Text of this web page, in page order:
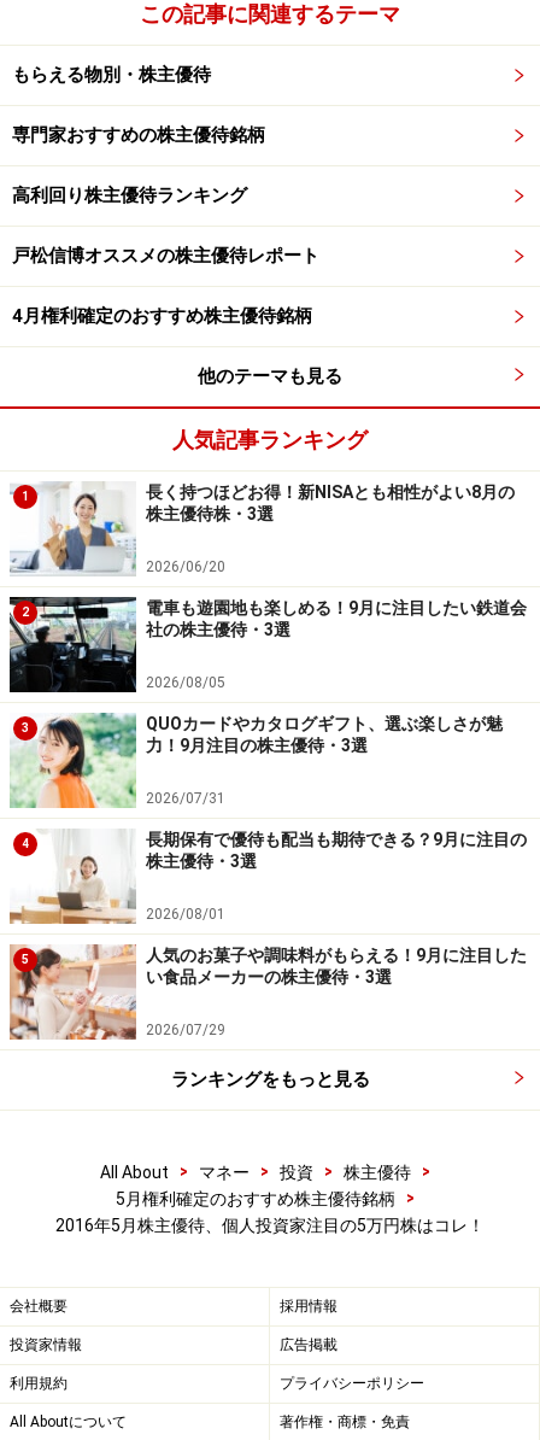
て、動態・運行管理システム、タクシー配車システム等
を提供しています。
■株式データ
株価 455円
売買単位 100株
予想PER（連）27.74倍
PBR（連) 2.42倍
優待利回り 1.1％
時価総額 約105億円
モバイルクリエイト 株主優待
権利確定日：5月末
優待がもらえる株数：100株以上
優待内容：
100株以上 500株未満 ＱＵＯカード500円分
500株以上 2000円相当の大分県産品
オオバ<9765> (東証1部)
オオバ WEB
オオバ<9765>は、東京都目黒区青葉台に本社がある総合
術者集団として 「まちづくりのソリューション企業」を
目指しているそうです。調査測量、計画設計、区画整
理、地理情報システム等の民需の比率が高いです。
■株式データ
株価 410円
売買単位 100株
予想PER（連）10.25倍
この記事に関連するテーマ
もらえる物別・株主優待
専門家おすすめの株主優待銘柄
高利回り株主優待ランキング
戸松信博オススメの株主優待レポート
4月権利確定のおすすめ株主優待銘柄
他のテーマも見る
人気記事ランキング
1
長く持つほどお得！新NISAとも相性がよい8月の
株主優待株・3選
2026/06/20
2
電車も遊園地も楽しめる！9月に注目したい鉄道会
社の株主優待・3選
2026/08/05
3
QUOカードやカタログギフト、選ぶ楽しさが魅
力！9月注目の株主優待・3選
2026/07/31
4
長期保有で優待も配当も期待できる？9月に注目の
株主優待・3選
2026/08/01
5
人気のお菓子や調味料がもらえる！9月に注目した
い食品メーカーの株主優待・3選
2026/07/29
ランキングをもっと見る
All About > マネー > 投資 > 株主優待
>
5月権利確定のおすすめ株主優待銘柄
>
2016年5月株主優待、個人投資家注目の5万円株はコレ！
会社概要 採用情報
投資家情報 広告掲載
利用規約 プライバシーポリシー
All Aboutについて 著作権・商標・免責